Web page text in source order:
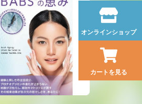
オンラインショップ
カートを見る